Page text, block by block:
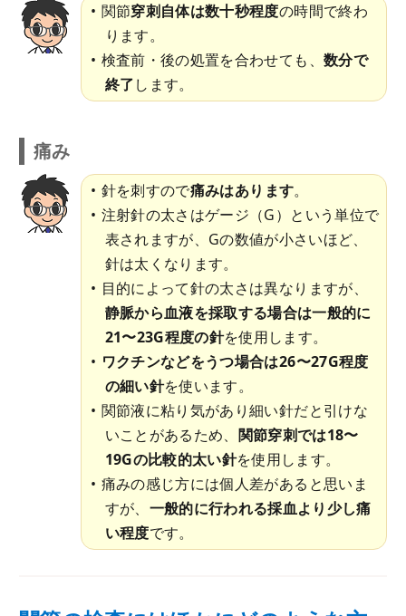
関節穿刺自体は数十秒程度の時間で終わ
ります。
検査前・後の処置を合わせても、 数分で
終了します。
痛み
針を刺すので痛みはあります。
注射針の太さはゲージ（G）という単位で
表されますが、Gの数値が小さいほど、
針は太くなります。
目的によって針の太さは異なりますが、
静脈から血液を採取する場合は一般的に
21〜23G程度の針を使用します。
ワクチンなどをうつ場合は26〜27G程度
の細い針を使います。
関節液に粘り気があり細い針だと引けな
いことがあるため、 関節穿刺では18〜
19Gの比較的太い針を使用します。
痛みの感じ方には個人差があると思いま
すが、 一般的に行われる採血より少し痛
い程度です。